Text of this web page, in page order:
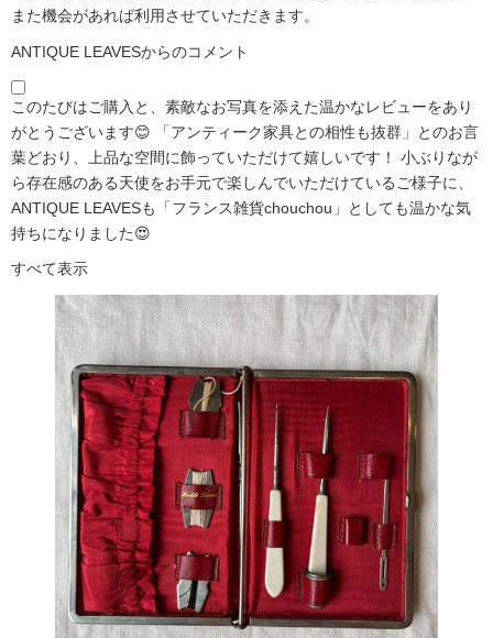
また機会があれば利用させていただきます。
ANTIQUE LEAVESからのコメント
このたびはご購入と、素敵なお写真を添えた温かなレビューをあり
がとうございます😊 「アンティーク家具との相性も抜群」とのお言
葉どおり、上品な空間に飾っていただけて嬉しいです！ 小ぶりなが
ら存在感のある天使をお手元で楽しんでいただけているご様子に、
ANTIQUE LEAVESも「フランス雑貨chouchou」としても温かな気
持ちになりました😍
すべて表示